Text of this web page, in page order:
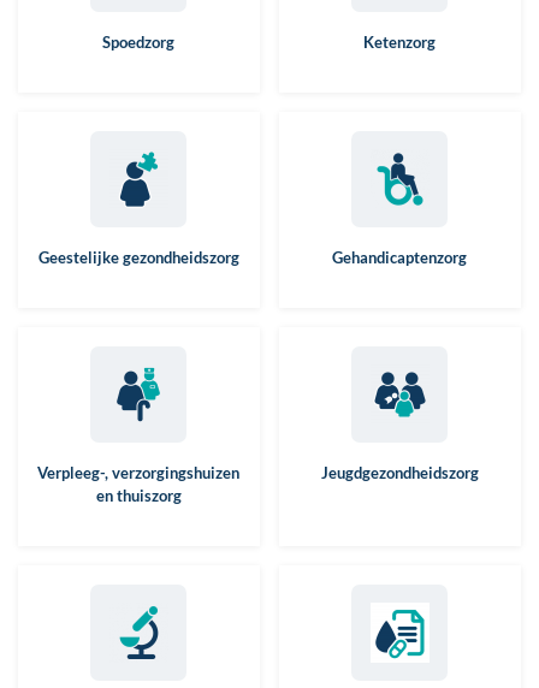
Spoedzorg Ketenzorg
Geestelijke gezondheidszorg Gehandicaptenzorg
Verpleeg-, verzorgingshuizen
en thuiszorg
Jeugdgezondheidszorg